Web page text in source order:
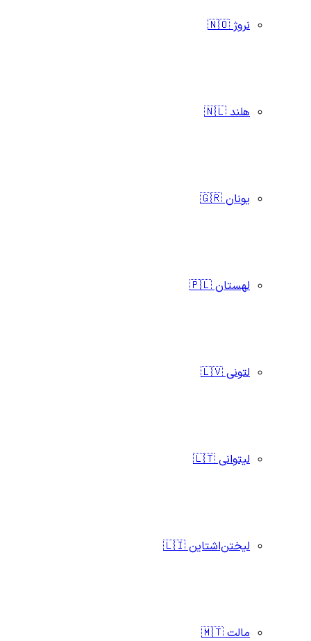
نروژ 🇳🇴
هلند 🇳🇱
یونان 🇬🇷
لهستان 🇵🇱
لتونی 🇱🇻
لیتوانی 🇱🇹
لیختن‌اشتاین 🇱🇮
مالت 🇲🇹